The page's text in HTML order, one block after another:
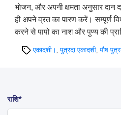
भोजन, और अपनी क्षमता अनुसार दान
ही अपने व्रत का पारण करें। सम्पूर्ण
करने से पापो का नाश और पुण्य की
Tagsएकादशी। पुत्रदा एकादशी, पौष
राशि*